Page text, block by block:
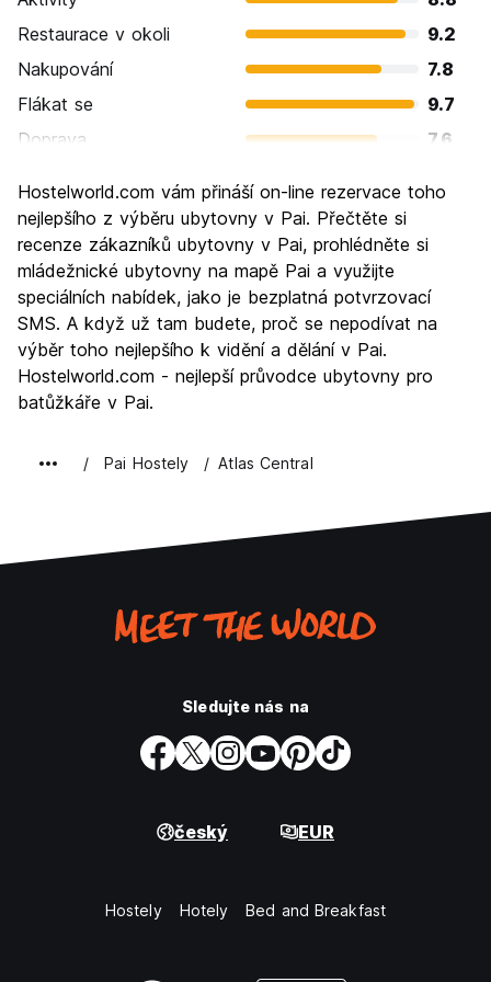
Restaurace v okoli
9.2
Nakupování
7.8
Flákat se
9.7
Doprava
7.6
Kultura
Noční život
Hodnota za peníze
Hostelworld.com vám přináší on-line rezervace toho
nejlepšího z výběru ubytovny v Pai. Přečtěte si
recenze zákazníků ubytovny v Pai, prohlédněte si
mládežnické ubytovny na mapě Pai a využijte
speciálních nabídek, jako je bezplatná potvrzovací
SMS. A když už tam budete, proč se nepodívat na
výběr toho nejlepšího k vidění a dělání v Pai.
Hostelworld.com - nejlepší průvodce ubytovny pro
batůžkáře v Pai.
Pai Hostely Atlas Central
Sledujte nás na
český EUR
Hostely Hotely Bed and Breakfast